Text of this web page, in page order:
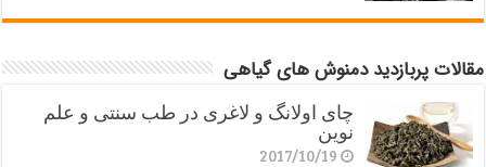
مقالات پربازدید دمنوش های گیاهی
چای اولانگ و لاغری در طب سنتی و علم
نوین
2017/10/19